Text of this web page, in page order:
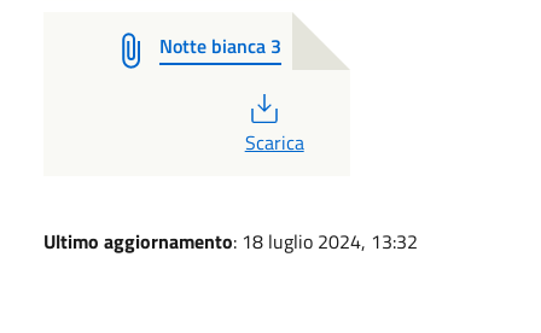
Notte bianca 3
PDF
Scarica
Ultimo aggiornamento: 18 luglio 2024, 13:32